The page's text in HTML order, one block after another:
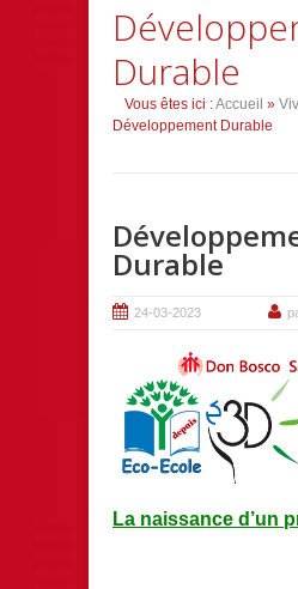
Durable
Vous êtes ici :Accueil »
Développement Durable
Durable
24-03-2023
La naissance d’un